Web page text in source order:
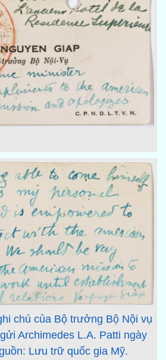
chú của Bộ trưởng Bộ Nội vụ
Archimedes L.A. Patti ngày
Lưu trữ quốc gia Mỹ.